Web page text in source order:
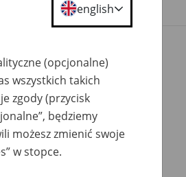
english
(opcjonalne)
wszystkich takich
zgody (przycisk
będziemy
możesz zmienić swoje
w stopce.